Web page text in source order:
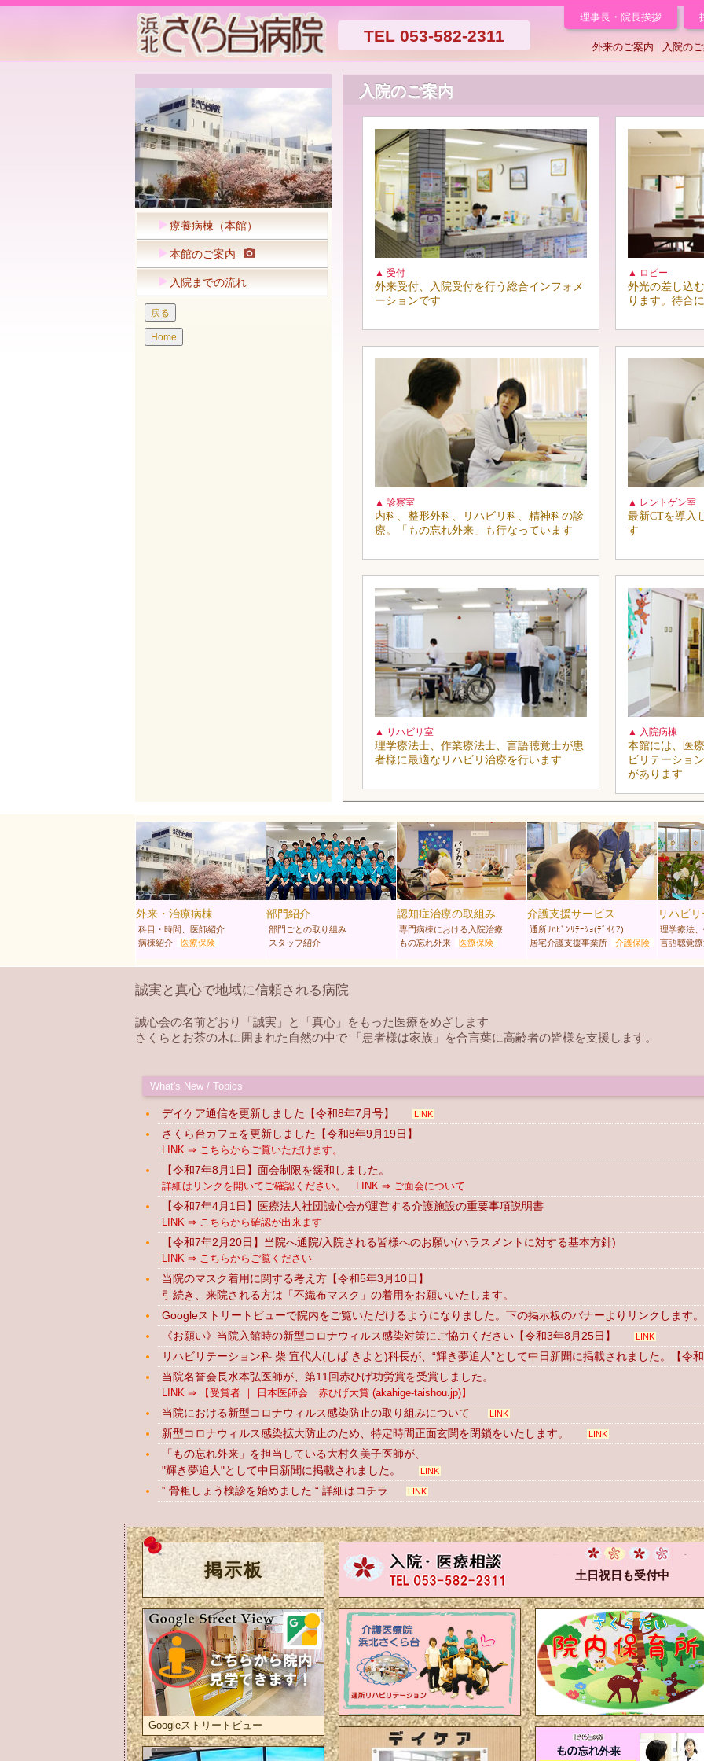
理事長・院長挨拶
TEL 053-582-2311
外来のご案内 入院の
療養病棟（本館）
本館のご案内
入院までの流れ
戻る
Home
入院のご案内
▲ 受付
外来受付、入院受付を行う総合インフォメ
ーションです
▲ ロビー
外光の差し込
ります。待合
▲ 診察室
内科、整形外科、リハビリ科、精神科の診
療。「もの忘れ外来」も行なっています
▲ レントゲン室
最新CTを導入
す
▲ リハビリ室
理学療法士、作業療法士、言語聴覚士が患
者様に最適なリハビリ治療を行います
▲ 入院病棟
本館には、医
ビリテーショ
があります
外来・治療病棟
科目・時間、医師紹介
病棟紹介
医療保険
部門紹介
部門ごとの取り組み
スタッフ紹介
認知症治療の取組み
専門病棟における入院治療
もの忘れ外来
医療保険
介護支援サービス
通所ﾘﾊﾋﾞﾝﾘﾃｰｼｮ(ﾃﾞｲｹｱ)
居宅介護支援事業所
介護保険
リハビ
理学療法、
言語聴覚
誠実と真心で地域に信頼される病院
誠心会の名前どおり「誠実」と「真心」をもった医療をめざします
さくらとお茶の木に囲まれた自然の中で 「患者様は家族」を合言葉に高齢者の皆様を支援します。
What's New / Topics
デイケア通信を更新しました【令和8年7月号】 LINK
さくら台カフェを更新しました【令和8年9月19日】
LINK ⇒ こちらからご覧いただけます。
【令和7年8月1日】面会制限を緩和しました。
詳細はリンクを開いてご確認ください。 LINK ⇒ ご面会について
【令和7年4月1日】医療法人社団誠心会が運営する介護施設の重要事項説明書
LINK ⇒ こちらから確認が出来ます
【令和7年2月20日】当院へ通院/入院される皆様へのお願い(ハラスメントに対する基本方針)
LINK ⇒ こちらからご覧ください
当院のマスク着用に関する考え方【令和5年3月10日】
引続き、来院される方は「不織布マスク」の着用をお願いいたします。
Googleストリートビューで院内をご覧いただけるようになりました。下の掲示板のバナーよりリンクします。
《お願い》当院入館時の新型コロナウィルス感染対策にご協力ください【令和3年8月25日】
LINK
リハビリテーション科 柴 宜代人(しば きよと)科長が、“輝き夢追人”として中日新聞に掲載されました。【令和
当院名誉会長水本弘医師が、第11回赤ひげ功労賞を受賞しました。
LINK ⇒ 【受賞者 ｜ 日本医師会 赤ひげ大賞 (akahige-taishou.jp)】
当院における新型コロナウィルス感染防止の取り組みについて LINK
新型コロナウィルス感染拡大防止のため、特定時間正面玄関を閉鎖をいたします。 LINK
「もの忘れ外来」を担当している大村久美子医師が、
"輝き夢追人"として中日新聞に掲載されました。
LINK
‟ 骨粗しょう検診を始めました “ 詳細はコチラ LINK
掲示板 土日祝日も受付中
Googleストリートビュー